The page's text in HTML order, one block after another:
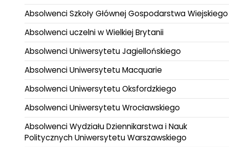
Absolwenci Szkoły Głównej Gospodarstwa Wiejskiego
Absolwenci uczelni w Wielkiej Brytanii
Absolwenci Uniwersytetu Jagiellońskiego
Absolwenci Uniwersytetu Macquarie
Absolwenci Uniwersytetu Oksfordzkiego
Absolwenci Uniwersytetu Wrocławskiego
Absolwenci Wydziału Dziennikarstwa i Nauk
Politycznych Uniwersytetu Warszawskiego